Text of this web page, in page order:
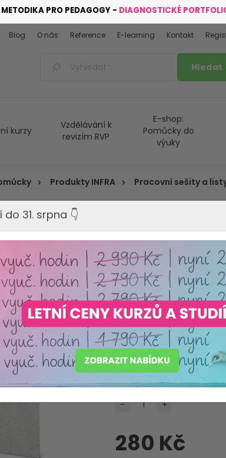
METODIKA PRO PEDAGOGY - DIAGNOSTICKÉ
kurzy
Vzdělávání k
revizím RVP
E-shop:
Pomůcky do
výuky
Blog O nás Reference E-learning Kontakt
Produkty INFRA Pracovní sešity a
Výrobce: INFRA, s.r.o.
Máme akreditaci
Ministerstva školství ČR
Produkt pečlivě
Dostupnost: Skladem
280 Kč
- +
do 31. srpna 👇